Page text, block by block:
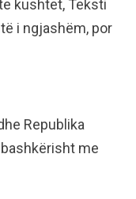
kushtet, Teksti
i ngjashëm, por
Republika
me